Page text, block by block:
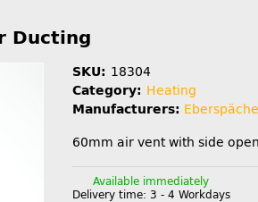
Ducting
SKU: 18304
Category: Heating
Manufacturers:
60mm air vent with side
Available immediately
Delivery time: 3 - 4 Workdays